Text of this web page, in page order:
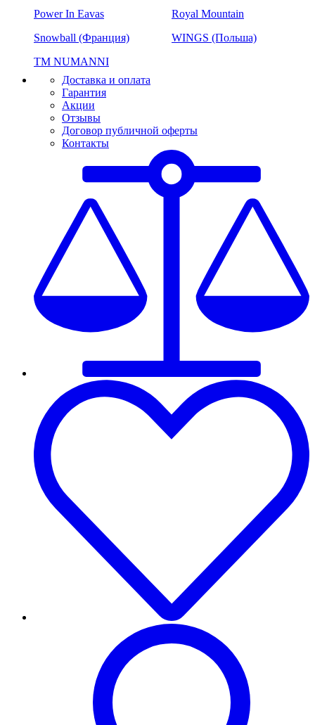
Power In Eavas
Royal Mountain
Snowball (Франция)
WINGS (Польша)
ТМ NUMANNI
Доставка и оплата
Гарантия
Акции
Отзывы
Договор публичной оферты
Контакты